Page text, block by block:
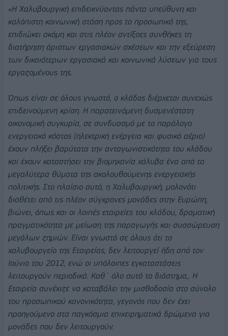
«Η Χαλυβουργική επιδεικνύοντας πάντα υπεύθυνη και
καλόπιστη κοινωνική στάση προς το προσωπικό της,
επιδιώκει ακόμη και στις πλέον αντίξοες συνθήκες τη
διατήρηση άριστων εργασιακών σχέσεων και την εξεύρεση
των δικαιότερων εργασιακά και κοινωνικά λύσεων για τους
εργαζομένους της.
Όπως είναι σε όλους γνωστό, ο κλάδος διέρχεται συνεχώς
επιδεινούμενη κρίση. Η παρατεινόμενη δυσμενέστατη
οικονομική συγκυρία, σε συνδυασμό με το παράλογο
ενεργειακό κόστος (ηλεκτρική ενέργεια και φυσικό αέριο)
έχουν πλήξει βαρύτατα την ανταγωνιστικότητα του κλάδου
και έχουν καταστήσει την βιομηχανία χάλυβα ένα από τα
μεγαλύτερα θύματα της ακολουθούμενης ενεργειακής
πολιτικής. Στο πλαίσιο αυτό, η Χαλυβουργική, μολονότι
διαθέτει από τις πλέον σύγχρονες μονάδες στην Ευρώπη,
βιώνει, όπως και οι λοιπές εταιρείες του κλάδου, δραματική
πραγματικότητα με μείωση της παραγωγής και συσσώρευση
μεγάλων ζημιών. Είναι γνωστό σε όλους ότι το
χαλυβουργείο της Εταιρείας, δεν λειτουργεί ήδη από τον
Ιούνιο του 2012, ενώ οι υπόλοιπες εγκαταστάσεις
λειτουργούν περιοδικά. Καθ΄ όλο αυτό το διάστημα,. Η
Εταιρεία συνέχιζε να καταβάλει την μισθοδοσία στο σύνολο
του προσωπικού κανονικότητα, γεγονός που δεν έχει
προηγούμενο στα παγκόσμια επιχειρηματικά δρώμενα για
μονάδες που δεν λειτουργούν.